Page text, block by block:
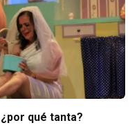
qué tanta?